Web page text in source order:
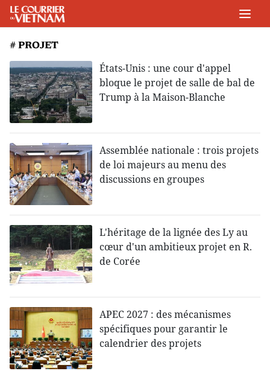
# PROJET
États-Unis : une cour d'appel
bloque le projet de salle de bal de
Trump à la Maison-Blanche
Assemblée nationale : trois projets
de loi majeurs au menu des
discussions en groupes
L'héritage de la lignée des Ly au
cœur d'un ambitieux projet en R.
de Corée
APEC 2027 : des mécanismes
spécifiques pour garantir le
calendrier des projets